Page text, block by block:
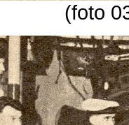
(foto